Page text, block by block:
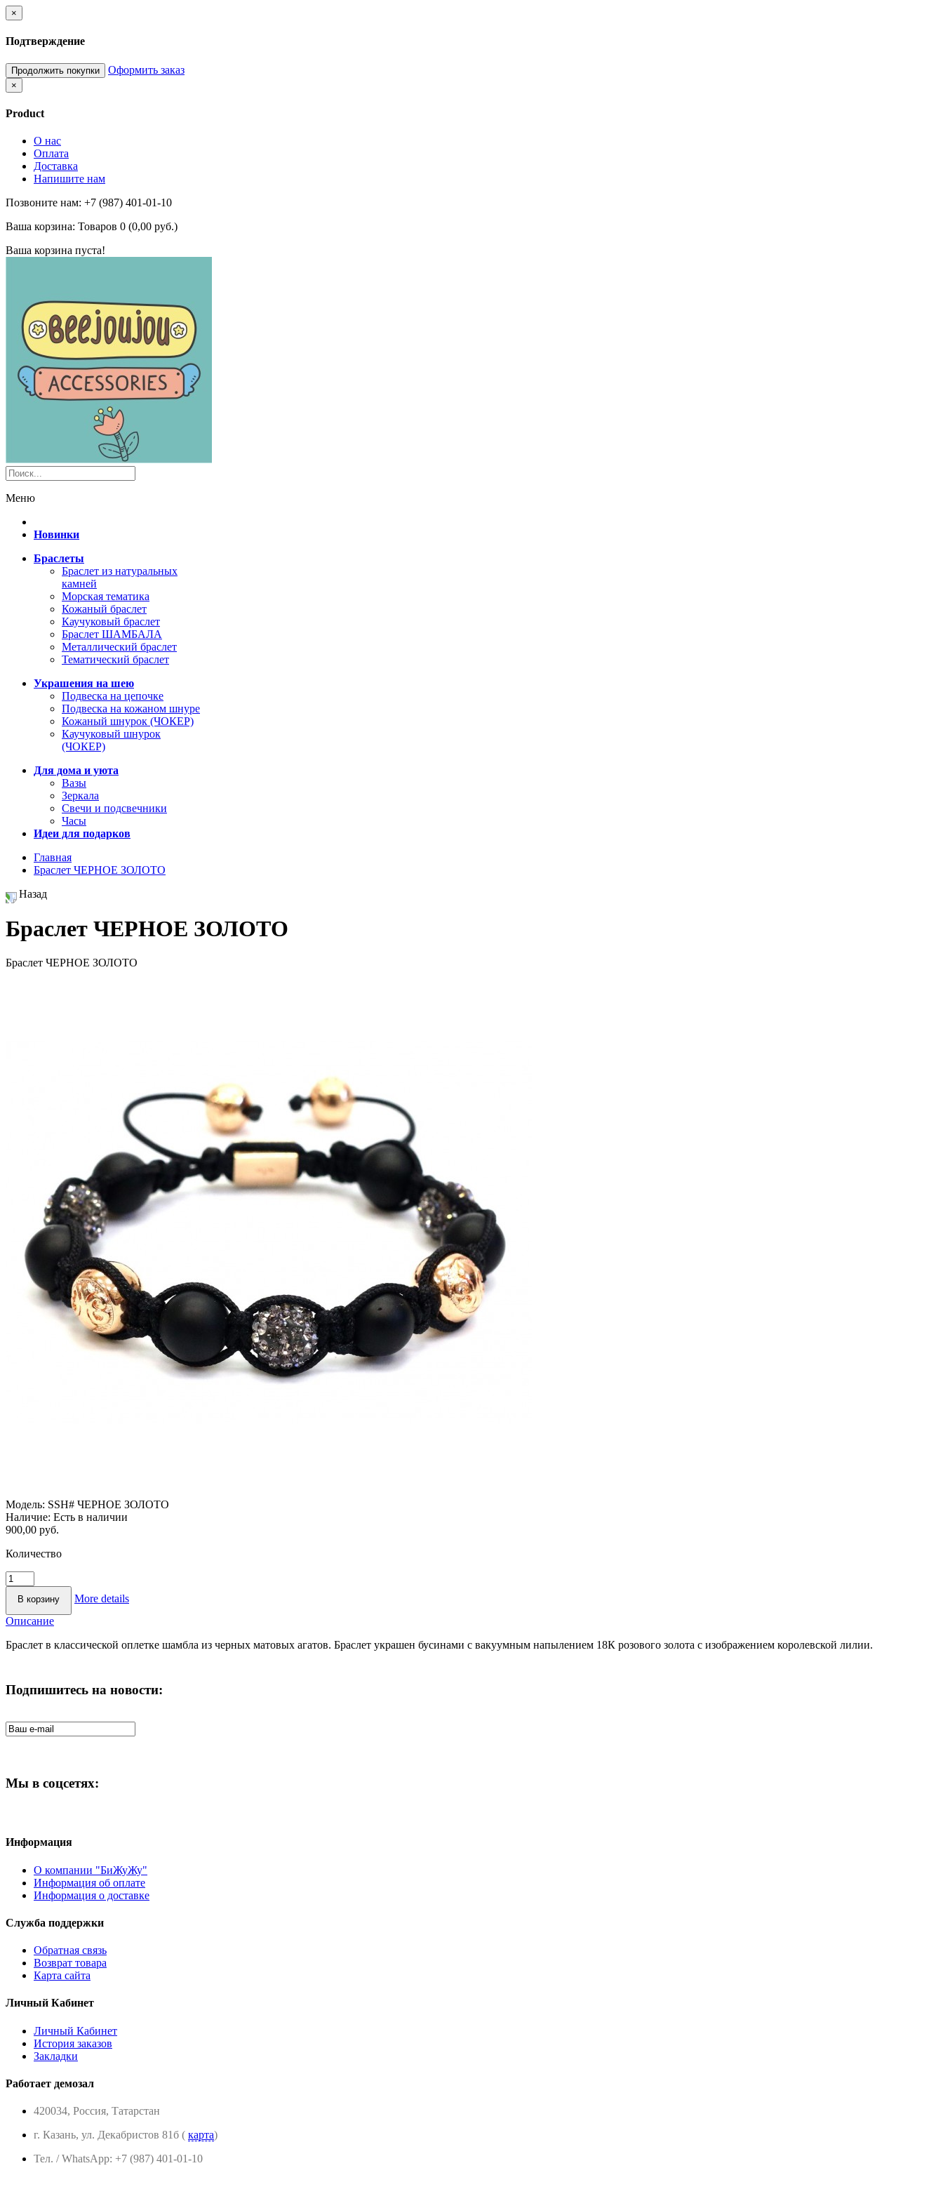
×
Подтверждение
Продолжить покупки Оформить заказ
×
Product
О нас
Оплата
Доставка
Напишите нам
Позвоните нам: +7 (987) 401-01-10
Ваша корзина: Товаров 0 (0,00 руб.)
Ваша корзина пуста!
Меню
Новинки
Браслеты
Браслет из натуральных
камней
Морская тематика
Кожаный браслет
Каучуковый браслет
Браслет ШАМБАЛА
Металлический браслет
Тематический браслет
Украшения на шею
Подвеска на цепочке
Подвеска на кожаном шнуре
Кожаный шнурок (ЧОКЕР)
Каучуковый шнурок
(ЧОКЕР)
Для дома и уюта
Вазы
Зеркала
Свечи и подсвечники
Часы
Идеи для подарков
Главная
Браслет ЧЕРНОЕ ЗОЛОТО
Назад
Браслет ЧЕРНОЕ ЗОЛОТО
Браслет ЧЕРНОЕ ЗОЛОТО
Модель: SSH# ЧЕРНОЕ ЗОЛОТО
Наличие: Есть в наличии
900,00 руб.
Количество
More details
Описание
Браслет в классической оплетке шамбла из черных матовых агатов. Браслет украшен бусинами с вакуумным напылением 18К розового золота с изображением королевской лилии.
Подпишитесь на новости:
Мы в соцсетях:
Информация
О компании "БиЖуЖу"
Информация об оплате
Информация о доставке
Служба поддержки
Обратная связь
Возврат товара
Карта сайта
Личный Кабинет
Личный Кабинет
История заказов
Закладки
Работает демозал
420034, Россия, Татарстан
г. Казань, ул. Декабристов 81б ( карта)
Тел. / WhatsApp: +7 (987) 401-01-10